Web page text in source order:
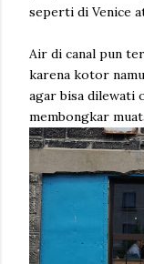
seperti di Venice
Air di canal pun
karena kotor
agar bisa dilewati
membongkar